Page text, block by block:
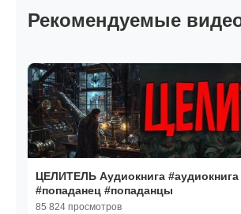
Рекомендуемые
ЦЕЛИТЕЛЬ Аудиокнига #аудиокнига
#попаданец #попаданцы
85 824 просмотров